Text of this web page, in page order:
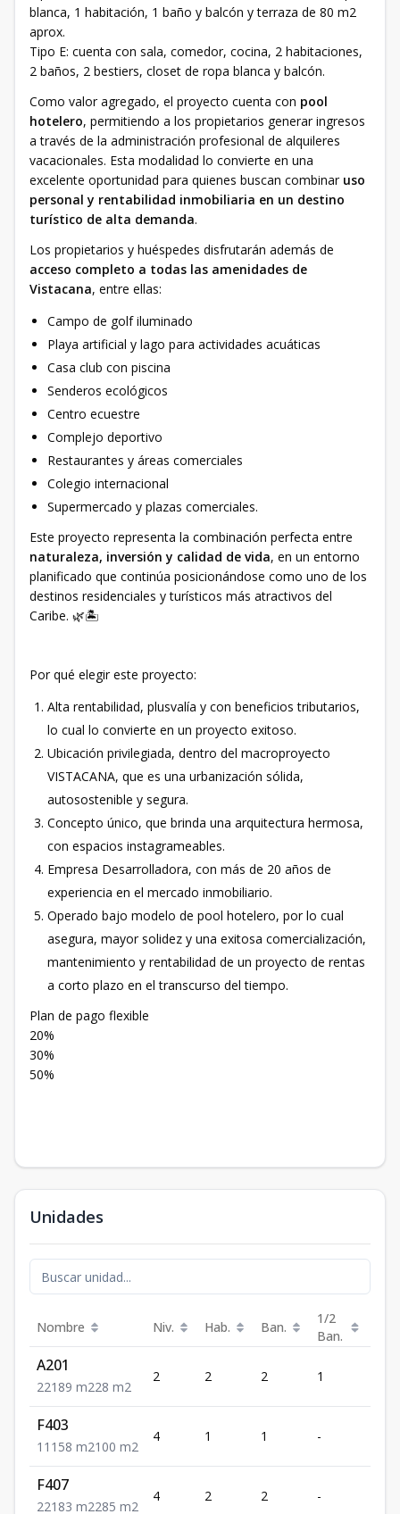
blanca, 1 habitación, 1 baño y balcón y terraza de 80 m2
aprox.
Tipo E: cuenta con sala, comedor, cocina, 2 habitaciones,
2 baños, 2 bestiers, closet de ropa blanca y balcón.
Como valor agregado, el proyecto cuenta con pool
hotelero, permitiendo a los propietarios generar ingresos
a través de la administración profesional de alquileres
vacacionales. Esta modalidad lo convierte en una
excelente oportunidad para quienes buscan combinar uso
personal y rentabilidad inmobiliaria en un destino
turístico de alta demanda.
Los propietarios y huéspedes disfrutarán además de
acceso completo a todas las amenidades de
Vistacana, entre ellas:
Campo de golf iluminado
Playa artificial y lago para actividades acuáticas
Casa club con piscina
Senderos ecológicos
Centro ecuestre
Complejo deportivo
Restaurantes y áreas comerciales
Colegio internacional
Supermercado y plazas comerciales.
Este proyecto representa la combinación perfecta entre
naturaleza, inversión y calidad de vida, en un entorno
planificado que continúa posicionándose como uno de los
destinos residenciales y turísticos más atractivos del
Caribe. 🌿🏝️
Por qué elegir este proyecto:
Alta rentabilidad, plusvalía y con beneficios tributarios,
lo cual lo convierte en un proyecto exitoso.
Ubicación privilegiada, dentro del macroproyecto
VISTACANA, que es una urbanización sólida,
autosostenible y segura.
Concepto único, que brinda una arquitectura hermosa,
con espacios instagrameables.
Empresa Desarrolladora, con más de 20 años de
experiencia en el mercado inmobiliario.
Operado bajo modelo de pool hotelero, por lo cual
asegura, mayor solidez y una exitosa comercialización,
mantenimiento y rentabilidad de un proyecto de rentas
a corto plazo en el transcurso del tiempo.
Plan de pago flexible
20%
30%
50%
Unidades
Nombre Niv. Hab. Ban.
1/2
Ban.
A201
221 89 m228 m2
2 2 2 1
F403
1 1 1 58 m2100 m2
4 1 1 -
F407
221 83 m2285 m2
4 2 2 -